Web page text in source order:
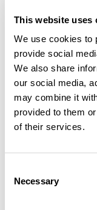
This website uses
We use cookies to
provide social
We also share
our social media,
may combine it
provided to them
of their services.
Selection
Necessary
19,9 km187 m
Marche